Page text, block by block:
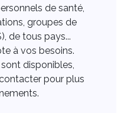
de santé,
groupes de
de tous pays...
à vos besoins.
disponibles,
pour plus